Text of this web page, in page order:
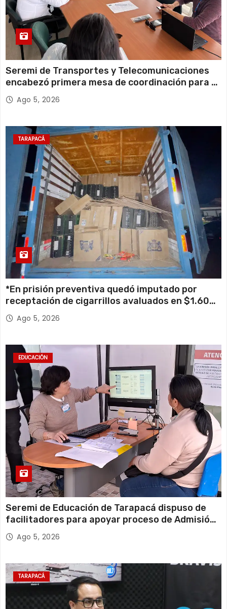
Seremi de Transportes y Telecomunicaciones
encabezó primera mesa de coordinación para el
retiro de cables en desuso en Iquique
Ago 5, 2026
TARAPACÁ
*En prisión preventiva quedó imputado por
receptación de cigarrillos avaluados en $1.600
millones*
Ago 5, 2026
EDUCACIÓN
Seremi de Educación de Tarapacá dispuso de
facilitadores para apoyar proceso de Admisión
Escolar 2027
Ago 5, 2026
TARAPACÁ